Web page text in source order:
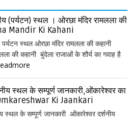
(पर्यटन) स्थल । ओरछा मंदिर रामलला की
Mandir Ki Kahani
स्थल ओरछा मंदिर रामलला की कहानी
की कहानी बुंदेला राजाओं के शौर्य का गवाह है
स्थल के सम्पूर्ण जानकारी,ओंकारेश्वर का
Omkareshwar Ki Jaankari
स्थल के सम्पूर्ण जानकारी ओंकारेश्वर दर्शनीय